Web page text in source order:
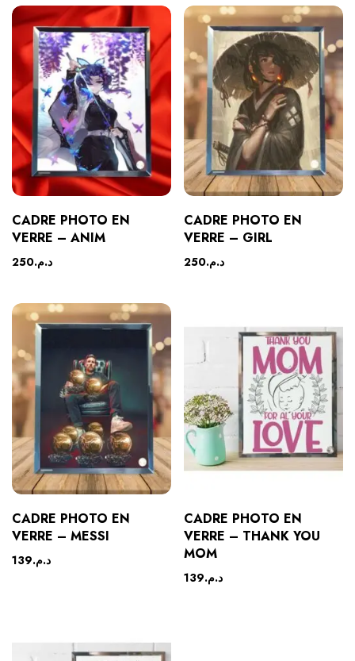
CADRE PHOTO EN
VERRE – ANIM
د.م.250
CADRE PHOTO EN
VERRE – GIRL
د.م.250
CADRE PHOTO EN
VERRE – MESSI
د.م.139
CADRE PHOTO EN
VERRE – THANK YOU
MOM
د.م.139